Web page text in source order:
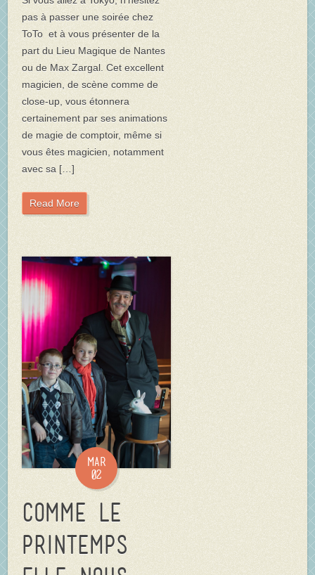
pas à passer une soirée chez
ToTo et à vous présenter de la
part du Lieu Magique de Nantes
ou de Max Zargal. Cet excellent
magicien, de scène comme de
close-up, vous étonnera
certainement par ses animations
de magie de comptoir, même si
vous êtes magicien, notamment
avec sa […]
Read More
Mar
02
Comme le
printemps